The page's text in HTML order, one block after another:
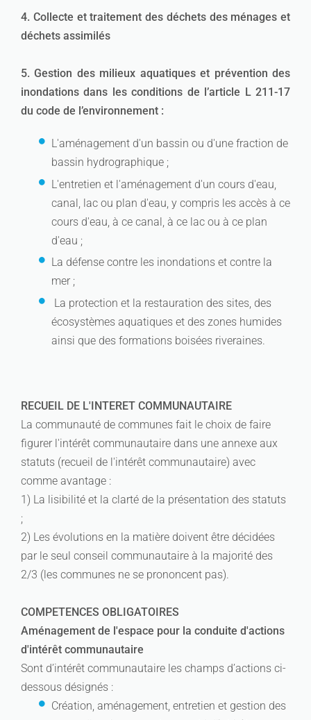
4. Collecte et traitement des déchets des ménages et
déchets assimilés
5. Gestion des milieux aquatiques et prévention des
inondations dans les conditions de l’article L 211-17
du code de l’environnement :
L'aménagement d'un bassin ou d'une fraction de
bassin hydrographique ;
L'entretien et l'aménagement d'un cours d'eau,
canal, lac ou plan d'eau, y compris les accès à ce
cours d'eau, à ce canal, à ce lac ou à ce plan
d'eau ;
La défense contre les inondations et contre la
mer ;
La protection et la restauration des sites, des
écosystèmes aquatiques et des zones humides
ainsi que des formations boisées riveraines.
RECUEIL DE L'INTERET COMMUNAUTAIRE
La communauté de communes fait le choix de faire
figurer l'intérêt communautaire dans une annexe aux
statuts (recueil de l'intérêt communautaire) avec
comme avantage :
1) La lisibilité et la clarté de la présentation des statuts
;
2) Les évolutions en la matière doivent être décidées
par le seul conseil communautaire à la majorité des
2/3 (les communes ne se prononcent pas).
COMPETENCES OBLIGATOIRES
Aménagement de l'espace pour la conduite d'actions
d'intérêt communautaire
Sont d’intérêt communautaire les champs d’actions ci-
dessous désignés :
Création, aménagement, entretien et gestion des